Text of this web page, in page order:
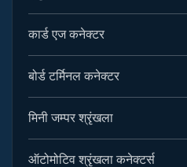
कार्ड एज कनेक्टर
बोर्ड टर्मिनल कनेक्टर
मिनी जम्पर श्रृंखला
ऑटोमोटिव श्रृंखला कनेक्टर्स